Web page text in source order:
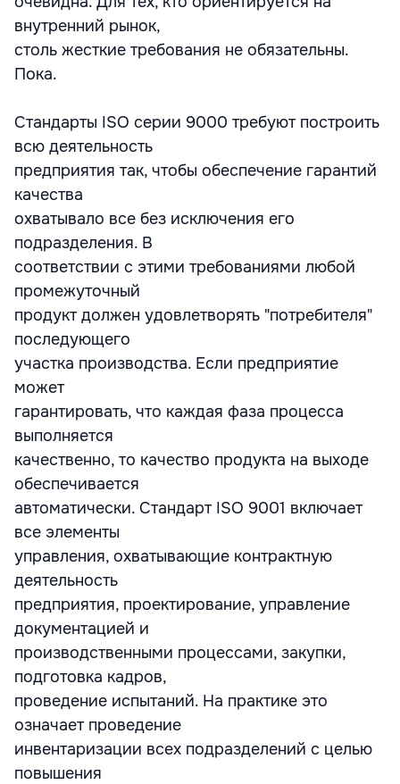
внутренний рынок,
столь жесткие требования не обязательны.
Пока.
Стандарты ISO серии 9000 требуют построить
всю деятельность
предприятия так, чтобы обеспечение гарантий
качества
охватывало все без исключения его
подразделения. В
соответствии с этими требованиями любой
промежуточный
продукт должен удовлетворять "потребителя"
последующего
участка производства. Если предприятие
может
гарантировать, что каждая фаза процесса
выполняется
качественно, то качество продукта на выходе
обеспечивается
автоматически. Стандарт ISO 9001 включает
все элементы
управления, охватывающие контрактную
деятельность
предприятия, проектирование, управление
документацией и
производственными процессами, закупки,
подготовка кадров,
проведение испытаний. На практике это
означает проведение
инвентаризации всех подразделений с целью
повышения